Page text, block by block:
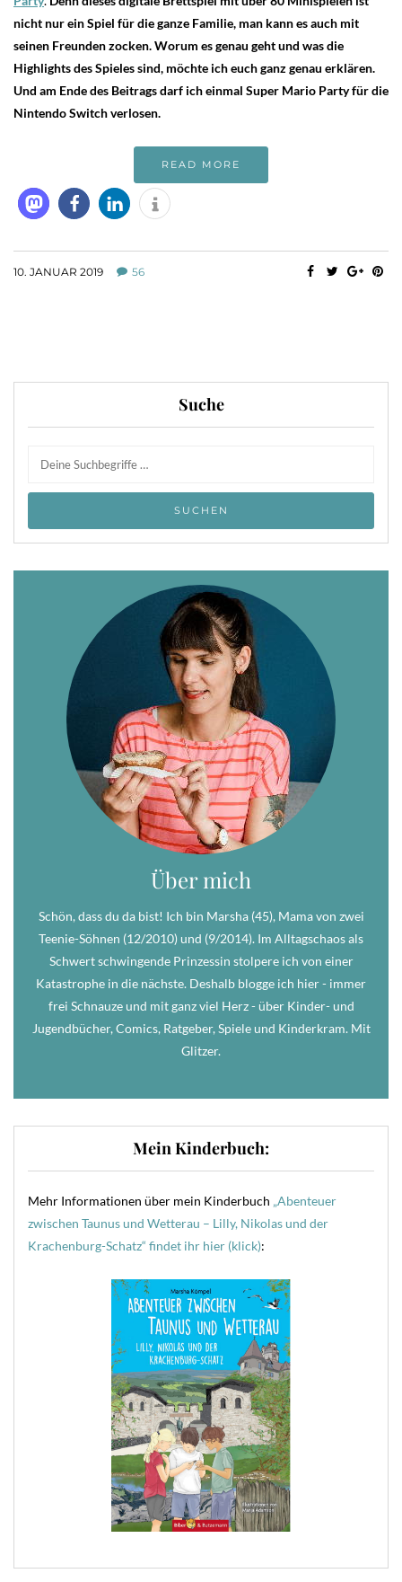
nicht nur ein Spiel für die ganze Familie, man kann es auch mit
seinen Freunden zocken. Worum es genau geht und was die
Highlights des Spieles sind, möchte ich euch ganz genau erklären.
Und am Ende des Beitrags darf ich einmal Super Mario Party für die
Nintendo Switch verlosen.
READ MORE
10. JANUAR 2019 56
Suche
Über mich
Schön, dass du da bist! Ich bin Marsha (45), Mama von zwei
Teenie-Söhnen (12/2010) und (9/2014). Im Alltagschaos als
Schwert schwingende Prinzessin stolpere ich von einer
Katastrophe in die nächste. Deshalb blogge ich hier - immer
frei Schnauze und mit ganz viel Herz - über Kinder- und
Jugendbücher, Comics, Ratgeber, Spiele und Kinderkram. Mit
Glitzer.
Mein Kinderbuch:
Mehr Informationen über mein Kinderbuch „Abenteuer
zwischen Taunus und Wetterau – Lilly, Nikolas und der
Krachenburg-Schatz“ findet ihr hier (klick):